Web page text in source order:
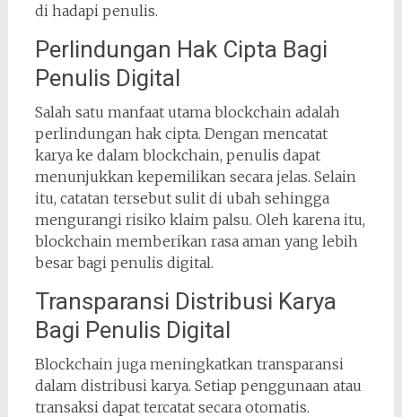
di hadapi penulis.
Perlindungan Hak Cipta Bagi
Penulis Digital
Salah satu manfaat utama blockchain adalah
perlindungan hak cipta. Dengan mencatat
karya ke dalam blockchain, penulis dapat
menunjukkan kepemilikan secara jelas. Selain
itu, catatan tersebut sulit di ubah sehingga
mengurangi risiko klaim palsu. Oleh karena itu,
blockchain memberikan rasa aman yang lebih
besar bagi penulis digital.
Transparansi Distribusi Karya
Bagi Penulis Digital
Blockchain juga meningkatkan transparansi
dalam distribusi karya. Setiap penggunaan atau
transaksi dapat tercatat secara otomatis.